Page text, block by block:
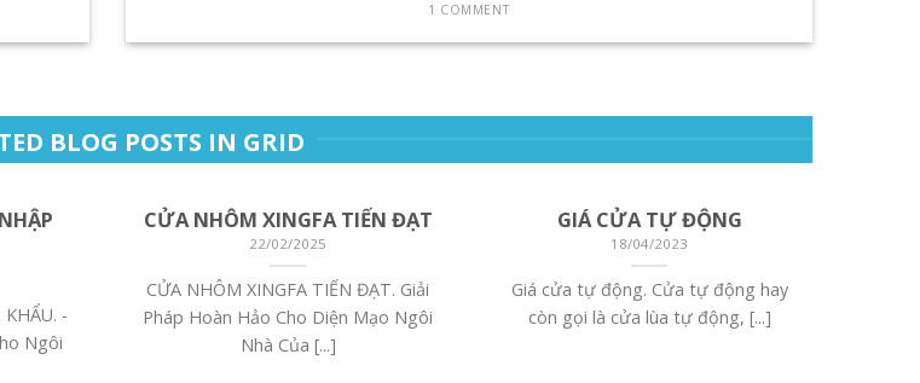
1 COMMENT
BLOG POSTS IN GRID
-
Ngôi
CỬA NHÔM XINGFA TIẾN ĐẠT
22/02/2025
CỬA NHÔM XINGFA TIẾN ĐẠT. Giải
Pháp Hoàn Hảo Cho Diện Mạo Ngôi
Nhà Của [...]
GIÁ CỬA TỰ ĐỘNG
18/04/2023
Giá cửa tự động. Cửa tự động hay
còn gọi là cửa lùa tự động, [...]